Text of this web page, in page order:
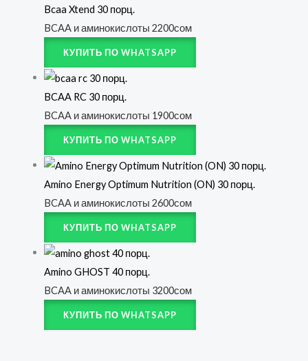
Bcaa Xtend 30 порц.
BCAA и аминокислоты 2200сом
КУПИТЬ ПО WHATSAPP
BCAA RC 30 порц.
BCAA и аминокислоты 1900сом
КУПИТЬ ПО WHATSAPP
Amino Energy Optimum Nutrition (ON) 30 порц.
BCAA и аминокислоты 2600сом
КУПИТЬ ПО WHATSAPP
Amino GHOST 40 порц.
BCAA и аминокислоты 3200сом
КУПИТЬ ПО WHATSAPP